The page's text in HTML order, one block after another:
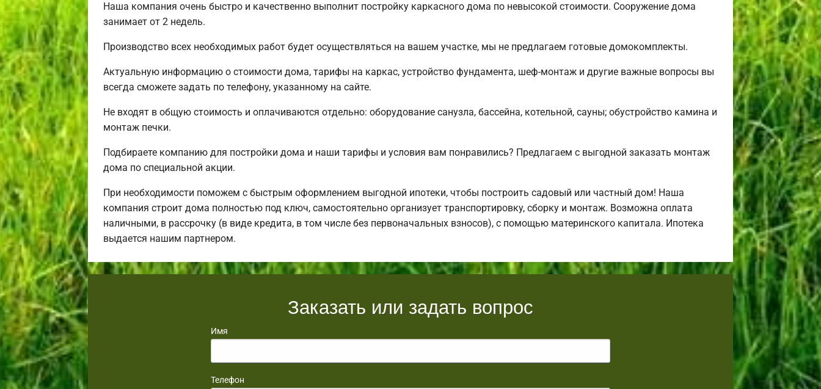
Наша компания очень быстро и качественно выполнит постройку каркасного дома по невысокой стоимости. Сооружение дома
занимает от 2 недель.
Производство всех необходимых работ будет осуществляться на вашем участке, мы не предлагаем готовые домокомплекты.
Актуальную информацию о стоимости дома, тарифы на каркас, устройство фундамента, шеф-монтаж и другие важные вопросы вы
всегда сможете задать по телефону, указанному на сайте.
Не входят в общую стоимость и оплачиваются отдельно: оборудование санузла, бассейна, котельной, сауны; обустройство камина и
монтаж печки.
Подбираете компанию для постройки дома и наши тарифы и условия вам понравились? Предлагаем с выгодной заказать монтаж
дома по специальной акции.
При необходимости поможем с быстрым оформлением выгодной ипотеки, чтобы построить садовый или частный дом! Наша
компания строит дома полностью под ключ, самостоятельно организует транспортировку, сборку и монтаж. Возможна оплата
наличными, в рассрочку (в виде кредита, в том числе без первоначальных взносов), с помощью материнского капитала. Ипотека
выдается нашим партнером.
Заказать или задать вопрос
Имя
Телефон